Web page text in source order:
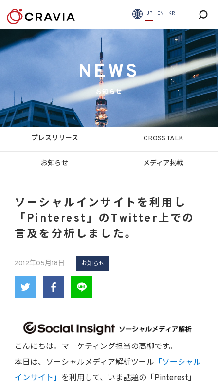
JP EN KR
NEWS
お知らせ
プレスリリース CROSS TALK
お知らせ メディア掲載
ソーシャルインサイトを利用し
「Pinterest」のTwitter上での
言及を分析しました。
2012年05月18日 お知らせ
こんにちは。マーケティング担当の高柳です。
本日は、ソーシャルメディア解析ツール 「ソーシャル
インサイト」 を利用して、いま話題の「Pinterest」